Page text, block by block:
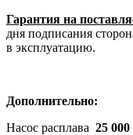
Гарантия на
дня подписания
в эксплуатацию.
Дополнительно:
Насос расплава 25 000